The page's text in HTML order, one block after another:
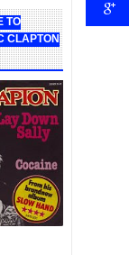
ΤΟ
CLAPTON